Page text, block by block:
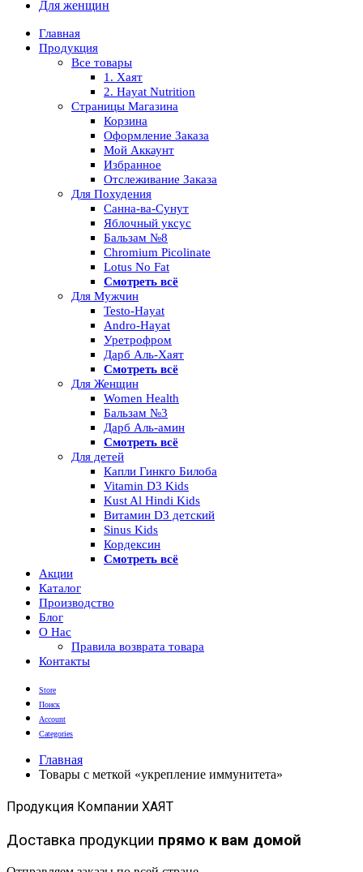
Для женщин
Главная
Продукция
Все товары
1. Хаят
2. Hayat Nutrition
Страницы Магазина
Корзина
Оформление Заказа
Мой Аккаунт
Избранное
Отслеживание Заказа
Для Похудения
Санна-ва-Сунут
Яблочный уксус
Бальзам №8
Chromium Picolinate
Lotus No Fat
Смотреть всё
Для Мужчин
Testo-Hayat
Andro-Hayat
Уретрофром
Дарб Аль-Хаят
Смотреть всё
Для Женщин
Women Health
Бальзам №3
Дарб Аль-амин
Смотреть всё
Для детей
Капли Гинкго Билоба
Vitamin D3 Kids
Kust Al Hindi Kids
Витамин D3 детский
Sinus Kids
Кордексин
Смотреть всё
Акции
Каталог
Производство
Блог
О Нас
Правила возврата товара
Контакты
Store
Поиск
Account
Categories
Главная
Товары с меткой «укрепление иммунитета»
Продукция Компании ХАЯТ
Доставка продукции прямо к вам домой